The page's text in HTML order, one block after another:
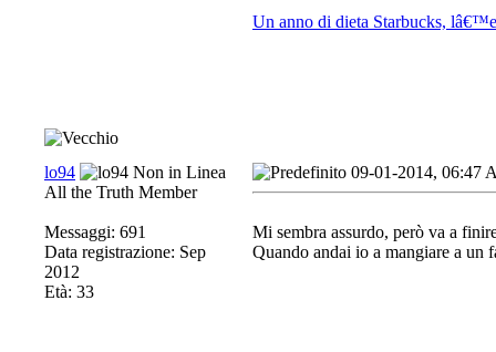
Un anno di dieta Starbucks,
lo94
All the Truth Member
Messaggi: 691
Data registrazione: Sep
2012
Età: 33
09-01-2014, 06:47
Mi sembra assurdo, però va a
Quando andai io a mangiare a un